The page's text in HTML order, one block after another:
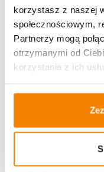
korzystasz z naszej
społecznościowym,
Partnerzy mogą
otrzymanymi od
korzystania z ich
U Ciebie zwykle za1-3
Darmowa dostawa:od
Metody płatności